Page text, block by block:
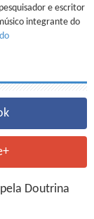
e escritor
integrante do
Doutrina